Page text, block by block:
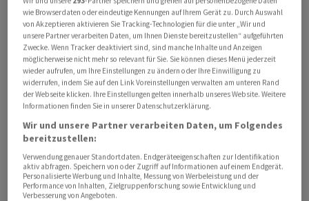
zugestellt worden. Gegen die darin aufgeführten
Auflagen sei inzwischen ein Schreiben eingereicht
worden.
Unabhängig von der vorgesehenen Route stört sich die
Koalition insbesondere an der Vorgabe, Lautsprecher
und Megafone nicht zu laut einzusetzen. Zudem müsse
auf beiden Seiten des Demonstrationszuges jeweils ein
Streifen von 3,5 Metern freigehalten werden. «Ich kann
nicht garantieren, dass diese Bedingungen eingehalten
werden», fuhr Nyffeler fort.
wie Browserdaten oder eindeutige Kennungen auf Ihrem Gerät zu. Durch Auswahl
von Akzeptieren aktivieren Sie Tracking-Technologien für die unter „Wir und
unsere Partner verarbeiten Daten, um Ihnen Dienste bereitzustellen“ aufgeführten
Zwecke. Wenn Tracker deaktiviert sind, sind manche Inhalte und Anzeigen
möglicherweise nicht mehr so relevant für Sie. Sie können dieses Menü jederzeit
wieder aufrufen, um Ihre Einstellungen zu ändern oder Ihre Einwilligung zu
widerrufen, indem Sie auf den Link Voreinstellungen verwalten am unteren Rand
der Webseite klicken. Ihre Einstellungen gelten innerhalb unseres Website. Weitere
Informationen finden Sie in unserer Datenschutzerklärung.
Wir und unsere Partner verarbeiten Daten, um Folgendes
bereitzustellen:
Verwendung genauer Standortdaten. Endgeräteeigenschaften zur Identifikation
aktiv abfragen. Speichern von oder Zugriff auf Informationen auf einem Endgerät.
Personalisierte Werbung und Inhalte, Messung von Werbeleistung und der
Performance von Inhalten, Zielgruppenforschung sowie Entwicklung und
Verbesserung von Angeboten.